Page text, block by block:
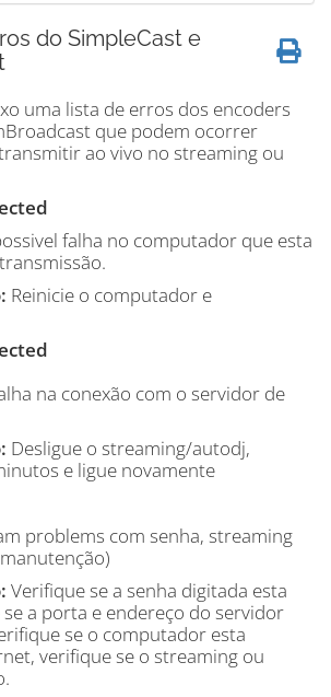
do SimpleCast e
uma lista de erros dos encoders
que podem ocorrer
ao vivo no streaming ou
falha no computador que esta
Reinicie o computador e
na conexão com o servidor de
Desligue o streaming/autodj,
e ligue novamente
problems com senha, streaming
Verifique se a senha digitada esta
a porta e endereço do servidor
se o computador esta
verifique se o streaming ou